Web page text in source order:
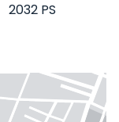
2032 PS